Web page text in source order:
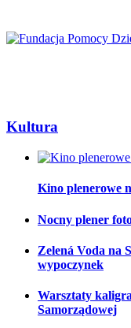
Kultura
Kino plenerowe
Nocny plener
Zelená Voda na
wypoczynek
Warsztaty
Samorządowej